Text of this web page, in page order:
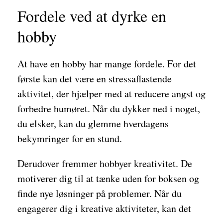
Fordele ved at dyrke en
hobby
At have en hobby har mange fordele. For det
første kan det være en stressaflastende
aktivitet, der hjælper med at reducere angst og
forbedre humøret. Når du dykker ned i noget,
du elsker, kan du glemme hverdagens
bekymringer for en stund.
Derudover fremmer hobbyer kreativitet. De
motiverer dig til at tænke uden for boksen og
finde nye løsninger på problemer. Når du
engagerer dig i kreative aktiviteter, kan det